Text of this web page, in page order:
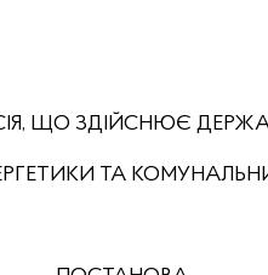
ЩО ЗДІЙСНЮЄ
ТА